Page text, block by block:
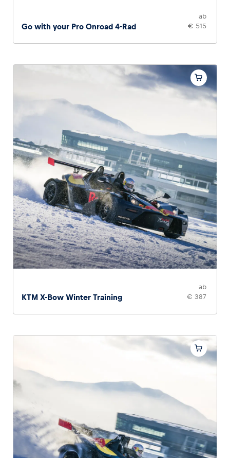
Go with your Pro Onroad 4-Rad
ab
€ 515
KTM X-Bow Winter Training
ab
€ 387